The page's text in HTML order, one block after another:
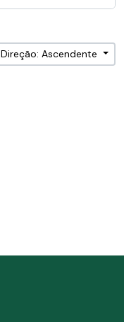
Direção: Ascendente